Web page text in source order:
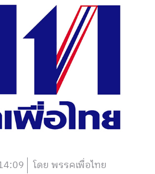
โดย พรรคเพื่อไทย